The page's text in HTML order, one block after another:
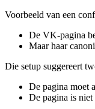
Voorbeeld van een
De VK-pagina
Maar haar
Die setup suggereert
De pagina moet
De pagina is